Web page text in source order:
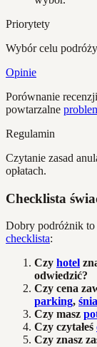
Priorytety
Wybór celu
Opinie
Porównanie
powtarzalne
Regulamin
Czytanie zasad
opłatach.
Checklista
Dobry podróżnik to
checklista:
Czy hotel
odwiedzić?
Czy cena
parking,
Czy masz
Czy czytałeś
Czy znasz